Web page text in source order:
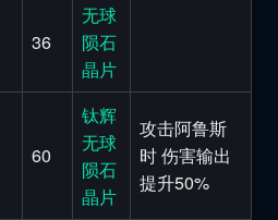
36
无球
陨石
晶片
60
钛辉
无球
陨石
晶片
攻击阿鲁斯
时 伤害输出
提升50%